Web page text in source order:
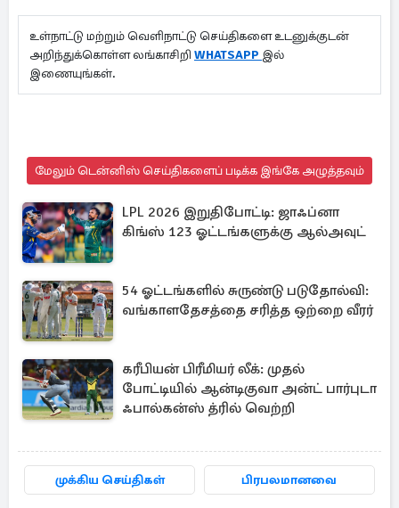
உள்நாட்டு மற்றும் வெளிநாட்டு செய்திகளை உடனுக்குடன்
அறிந்துக்கொள்ள லங்காசிறி WHATSAPP இல்
இணையுங்கள்.
மேலும் டென்னிஸ் செய்திகளைப் படிக்க இங்கே அழுத்தவும்
LPL 2026 இறுதிபோட்டி: ஜாஃப்னா
கிங்ஸ் 123 ஓட்டங்களுக்கு ஆல்அவுட்
54 ஓட்டங்களில் சுருண்டு படுதோல்வி:
வங்காளதேசத்தை சரித்த ஒற்றை வீரர்
கரீபியன் பிரீமியர் லீக்: முதல்
போட்டியில் ஆன்டிகுவா அன்ட் பார்புடா
ஃபால்கன்ஸ் த்ரில் வெற்றி
முக்கிய செய்திகள் பிரபலமானவை